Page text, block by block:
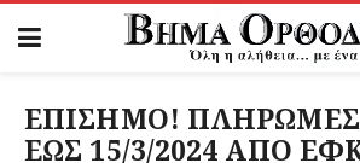
ΕΠΙΣΗΜΟ! ΠΛΗΡΩΜΕΣ
ΕΩΣ 15/3/2024 ΑΠΟ